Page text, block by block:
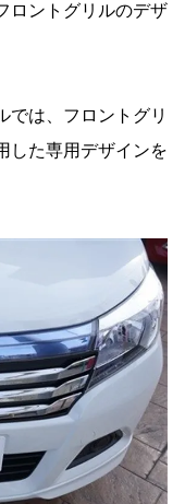
ロントグリルのデザ
では、フロントグリ
した専用デザインを